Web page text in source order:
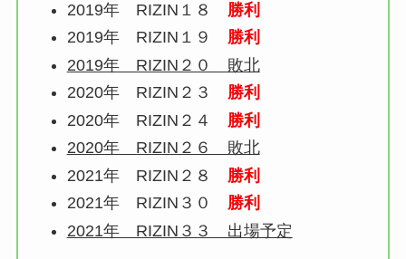
2019年 RIZIN１８ 勝利
2019年 RIZIN１９ 勝利
2019年 RIZIN２０ 敗北
2020年 RIZIN２３ 勝利
2020年 RIZIN２４ 勝利
2020年 RIZIN２６ 敗北
2021年 RIZIN２８ 勝利
2021年 RIZIN３０ 勝利
2021年 RIZIN３３ 出場予定